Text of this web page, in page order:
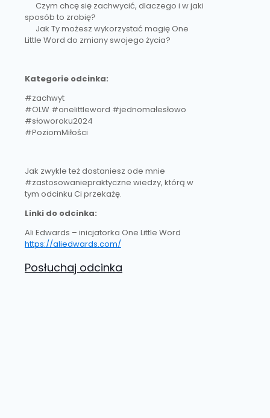
Czym chcę się zachwycić, dlaczego i w jaki
sposób to zrobię?
Jak Ty możesz wykorzystać magię One
Little Word do zmiany swojego życia?
Kategorie odcinka:
#zachwyt
#OLW #onelittleword #jednomałesłowo
#słoworoku2024
#PoziomMiłości
Jak zwykle też dostaniesz ode mnie
#zastosowaniepraktyczne wiedzy, którą w
tym odcinku Ci przekażę.
Linki do odcinka:
Ali Edwards – inicjatorka One Little Word
https://aliedwards.com/
Posłuchaj odcinka